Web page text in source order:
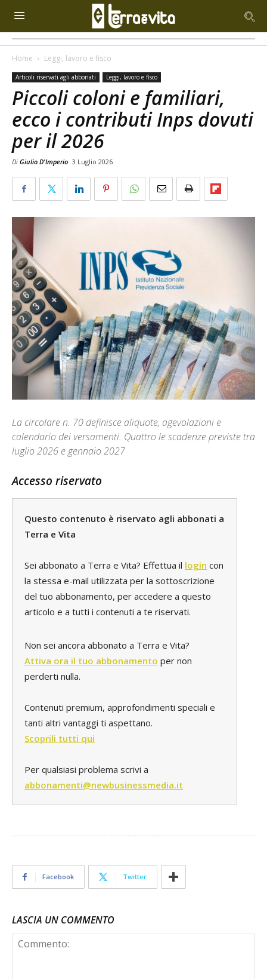
Home Leggi, lavoro e fisco
Articoli riservati agli abbonati Leggi, lavoro e fisco
Piccoli coloni e familiari,
ecco i contributi Inps dovuti
per il 2026
Di Giulio D'Imperio 3 Luglio 2026
La circolare n. 70 definisce aliquote, agevolazioni e
calendario dei versamenti. Quattro le scadenze previste tra
luglio 2026 e gennaio 2027
Accesso riservato
Questo contenuto è riservato agli abbonati a
Terra e Vita
Sei abbonato a Terra e Vita? Effettua il login con
la stessa e-mail utilizzata per la sottoscrizione
del tuo abbonamento, per accedere a questo
articolo e a tutti i contenuti a te riservati.
Non sei ancora abbonato a Terra e Vita?
Attiva ora il tuo abbonamento per non
perderti nulla.
Contenuti premium, approfondimenti speciali e
tanti altri vantaggi ti aspettano.
Scoprili tutti qui
Per qualsiasi problema scrivi a
abbonamenti@newbusinessmedia.it
Facebook Twitter
LASCIA UN COMMENTO